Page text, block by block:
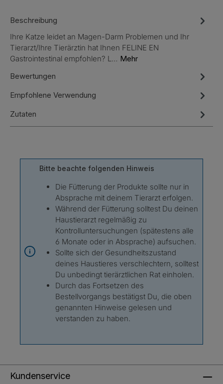
Beschreibung
Ihre Katze leidet an Magen-Darm Problemen und Ihr
Tierarzt/Ihre Tierärztin hat Ihnen FELINE EN
Gastrointestinal empfohlen? L… Mehr
Bewertungen
Empfohlene Verwendung
Zutaten
Bitte beachte folgenden Hinweis
Die Fütterung der Produkte sollte nur in
Absprache mit deinem Tierarzt erfolgen.
Während der Fütterung solltest Du deinen
Haustierarzt regelmäßig zu
Kontrolluntersuchungen (spätestens alle
6 Monate oder in Absprache) aufsuchen.
Sollte sich der Gesundheitszustand
deines Haustieres verschlechtern, solltest
Du unbedingt tierärztlichen Rat einholen.
Durch das Fortsetzen des
Bestellvorgangs bestätigst Du, die oben
genannten Hinweise gelesen und
verstanden zu haben.
Kundenservice